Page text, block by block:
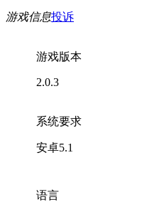
游戏信息投诉
游戏版本
2.0.3
系统要求
安卓5.1
语言